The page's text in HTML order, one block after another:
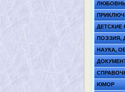
ДЕТСКИЕ
ПОЭЗИЯ,
НАУКА,
ЮМОР